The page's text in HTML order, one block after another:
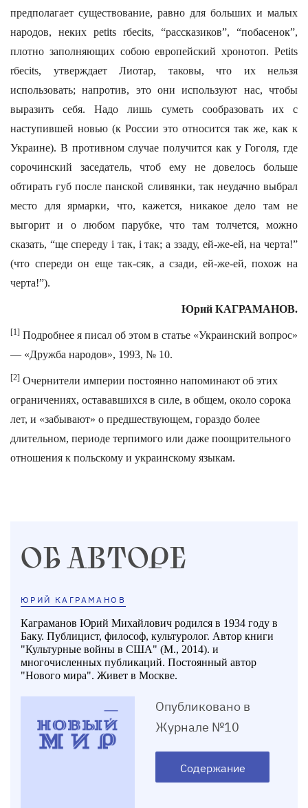
предполагает существование, равно для больших и малых
народов, неких petits rбecits, “рассказиков”, “побасенок”,
плотно заполняющих собою европейский хронотоп. Petits
rбecits, утверждает Лиотар, таковы, что их нельзя
использовать; напротив, это они используют нас, чтобы
выразить себя. Надо лишь суметь сообразовать их с
наступившей новью (к России это относится так же, как к
Украине). В противном случае получится как у Гоголя, где
сорочинский заседатель, чтоб ему не довелось больше
обтирать губ после панской сливянки, так неудачно выбрал
место для ярмарки, что, кажется, никакое дело там не
выгорит и о любом парубке, что там толчется, можно
сказать, “ще спереду i так, i так; а ззаду, ей-же-ей, на черта!”
(что спереди он еще так-сяк, а сзади, ей-же-ей, похож на
черта!”).
Юрий КАГРАМАНОВ.
[1] Подробнее я писал об этом в статье «Украинский вопрос»
— «Дружба народов», 1993, № 10.
[2] Очернители империи постоянно напоминают об этих
ограничениях, остававшихся в силе, в общем, около сорока
лет, и «забывают» о предшествующем, гораздо более
длительном, периоде терпимого или даже поощрительного
отношения к польскому и украинскому языкам.
ОБ АВТОРЕ
ЮРИЙ КАГРАМАНОВ
Каграманов Юрий Михайлович родился в 1934 году в
Баку. Публицист, философ, культуролог. Автор книги
"Культурные войны в США" (М., 2014). и
многочисленных публикаций. Постоянный автор
"Нового мира". Живет в Москве.
Опубликовано в
Журнале №10
Содержание